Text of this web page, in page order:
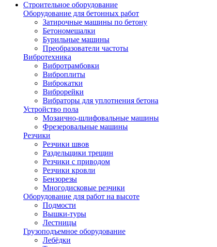
Строительное оборудование
Оборудование для бетонных работ
Затирочные машины по бетону
Бетономешалки
Бурильные машины
Преобразователи частоты
Вибротехника
Вибротрамбовки
Виброплиты
Виброкатки
Виброрейки
Вибраторы для уплотнения бетона
Устройство пола
Мозаично-шлифовальные машины
Фрезеровальные машины
Резчики
Резчики швов
Раздельщики трещин
Резчики с приводом
Резчики кровли
Бензорезы
Многодисковые резчики
Оборудование для работ на высоте
Подмости
Вышки-туры
Лестницы
Грузоподъемное оборудование
Лебёдки